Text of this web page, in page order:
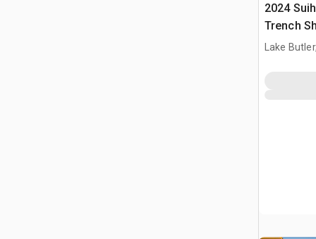
2024
Trench
Lake